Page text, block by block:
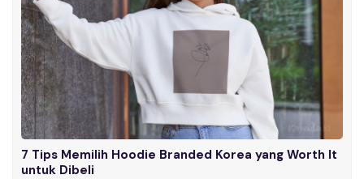
7 Tips Memilih Hoodie Branded Korea yang Worth It
untuk Dibeli